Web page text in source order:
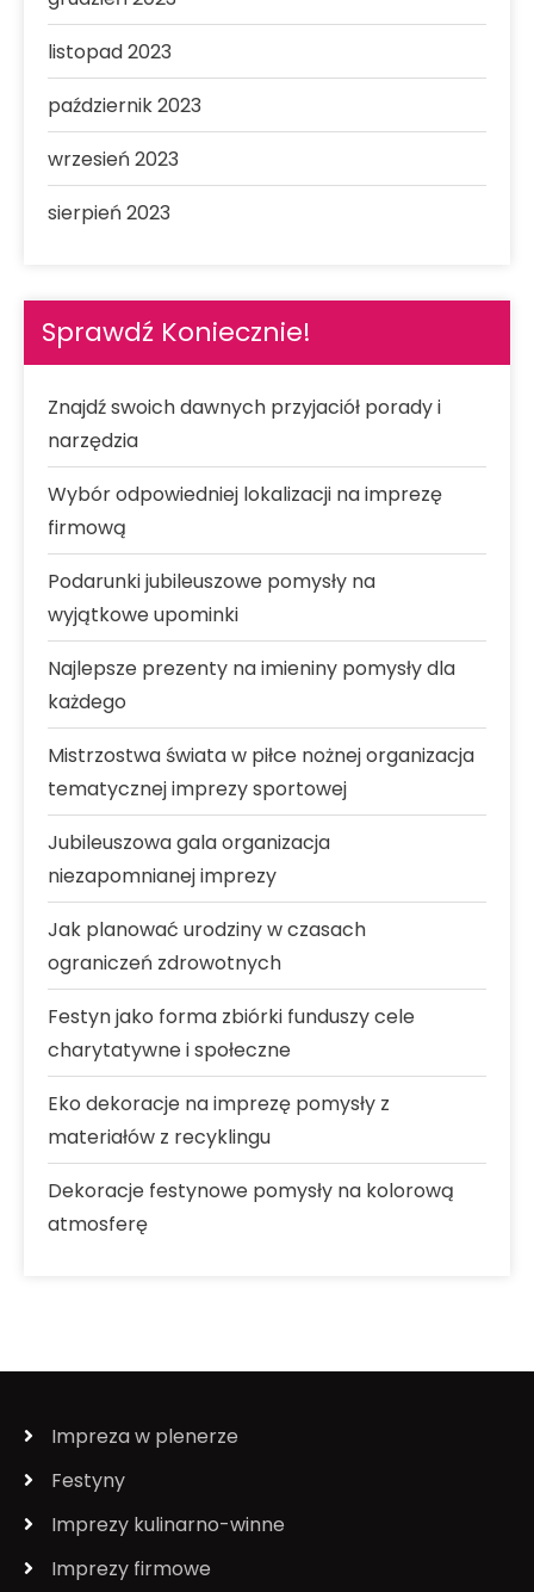
listopad 2023
październik 2023
wrzesień 2023
sierpień 2023
Sprawdź Koniecznie!
Znajdź swoich dawnych przyjaciół porady i
narzędzia
Wybór odpowiedniej lokalizacji na imprezę
firmową
Podarunki jubileuszowe pomysły na
wyjątkowe upominki
Najlepsze prezenty na imieniny pomysły dla
każdego
Mistrzostwa świata w piłce nożnej organizacja
tematycznej imprezy sportowej
Jubileuszowa gala organizacja
niezapomnianej imprezy
Jak planować urodziny w czasach
ograniczeń zdrowotnych
Festyn jako forma zbiórki funduszy cele
charytatywne i społeczne
Eko dekoracje na imprezę pomysły z
materiałów z recyklingu
Dekoracje festynowe pomysły na kolorową
atmosferę
Impreza w plenerze
Festyny
Imprezy kulinarno-winne
Imprezy firmowe